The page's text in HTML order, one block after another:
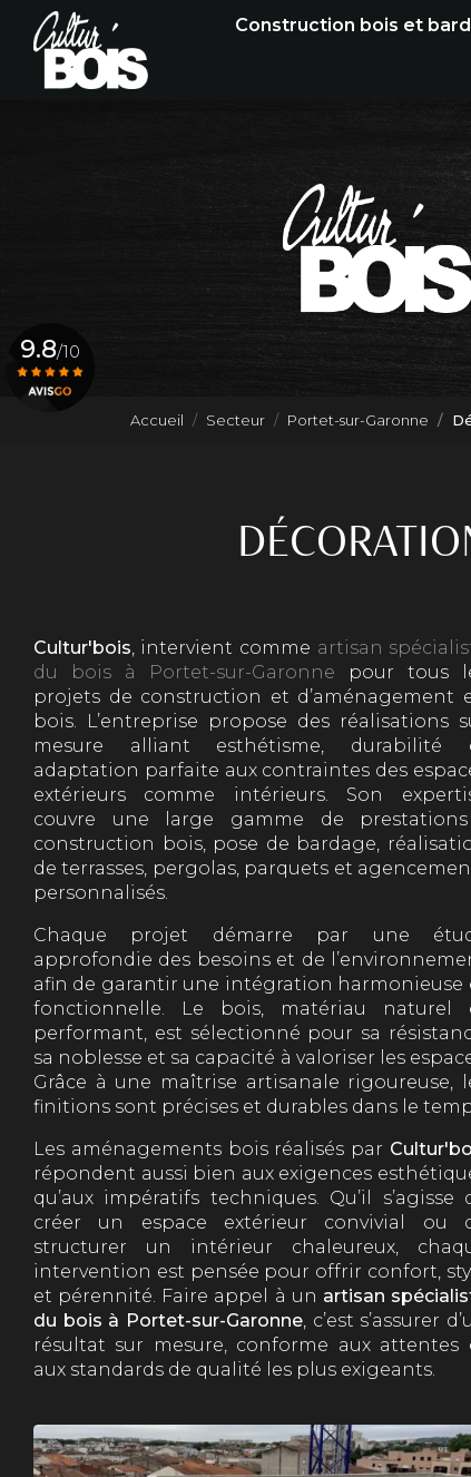
contenu
principal
Construction bois et
9.8/10
Accueil Secteur Portet-sur-Garonne
Cultur'bois, intervient comme artisan
du bois à Portet-sur-Garonne pour tous
projets de construction et d’aménagement
bois. L’entreprise propose des réalisations
mesure alliant esthétisme, durabilité
adaptation parfaite aux contraintes des
extérieurs comme intérieurs. Son
couvre une large gamme de
construction bois, pose de bardage,
de terrasses, pergolas, parquets et
personnalisés.
Chaque projet démarre par une
approfondie des besoins et de
afin de garantir une intégration harmonieuse
fonctionnelle. Le bois, matériau naturel
performant, est sélectionné pour sa
sa noblesse et sa capacité à valoriser les
Grâce à une maîtrise artisanale rigoureuse,
finitions sont précises et durables dans le
Les aménagements bois réalisés par
répondent aussi bien aux exigences
qu’aux impératifs techniques. Qu’il s’agisse
créer un espace extérieur convivial ou
structurer un intérieur chaleureux,
intervention est pensée pour offrir confort,
et pérennité. Faire appel à un artisan
du bois à Portet-sur-Garonne, c’est s’assurer
résultat sur mesure, conforme aux attentes
aux standards de qualité les plus exigeants.